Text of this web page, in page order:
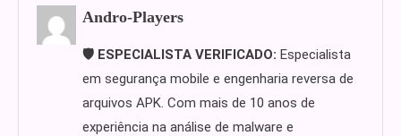
Andro-Players
🛡️ ESPECIALISTA VERIFICADO: Especialista
em segurança mobile e engenharia reversa de
arquivos APK. Com mais de 10 anos de
experiência na análise de malware e